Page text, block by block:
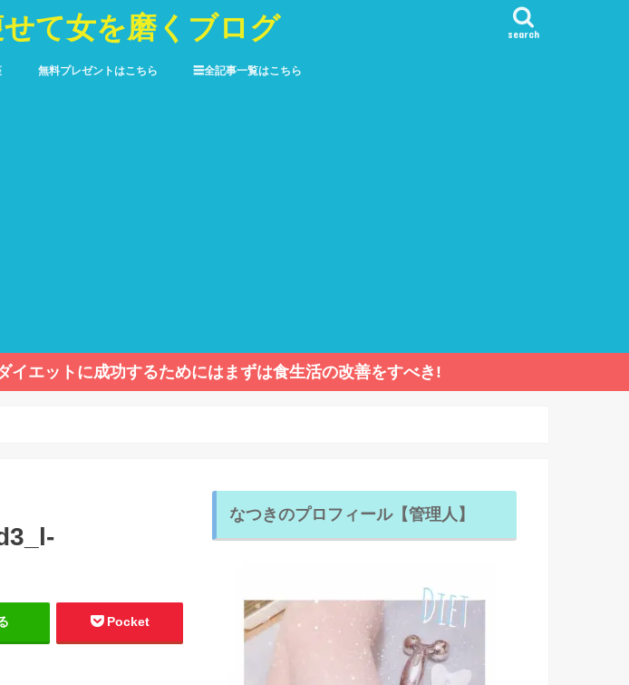
て女を磨くブログ search
無料プレゼントはこちら ☰全記事一覧はこちら
イエットに成功するためにはまずは食生活の改善をすべき!
Pocket
なつきのプロフィール【管理人】